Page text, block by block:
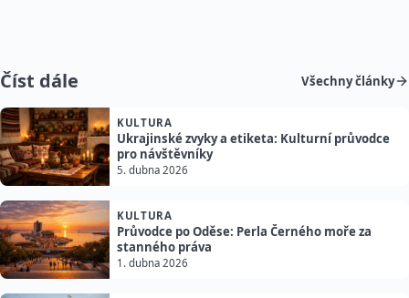
Číst dále Všechny články
KULTURA
Ukrajinské zvyky a etiketa: Kulturní průvodce
pro návštěvníky
5. dubna 2026
KULTURA
Průvodce po Oděse: Perla Černého moře za
stanného práva
1. dubna 2026